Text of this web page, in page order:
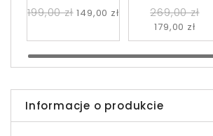
199,00 zł 149,00 zł 269,00 zł
179,00 zł
Informacje o produkcie